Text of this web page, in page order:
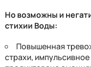
Но возможны и
стихии Воды:
Повышенная
страхи,